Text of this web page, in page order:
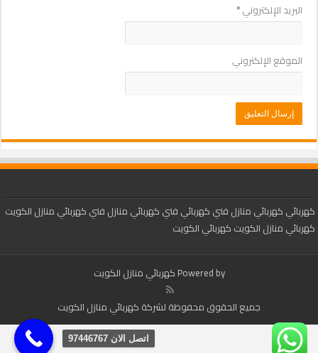
البريد الإلكتروني*
الموقع الإلكتروني
كهربائي كهربائي منازل فني كهربائي فني كهربائي منازل فني كهربائي منازل الكويت
كهربائي منازل الكويت كهربائي الكويت
Powered by كهربائي منازل الكويت
جميع الحقوق محفوظة لشركة كهربائي منازل الكويت
اتصل الان 97446767‬